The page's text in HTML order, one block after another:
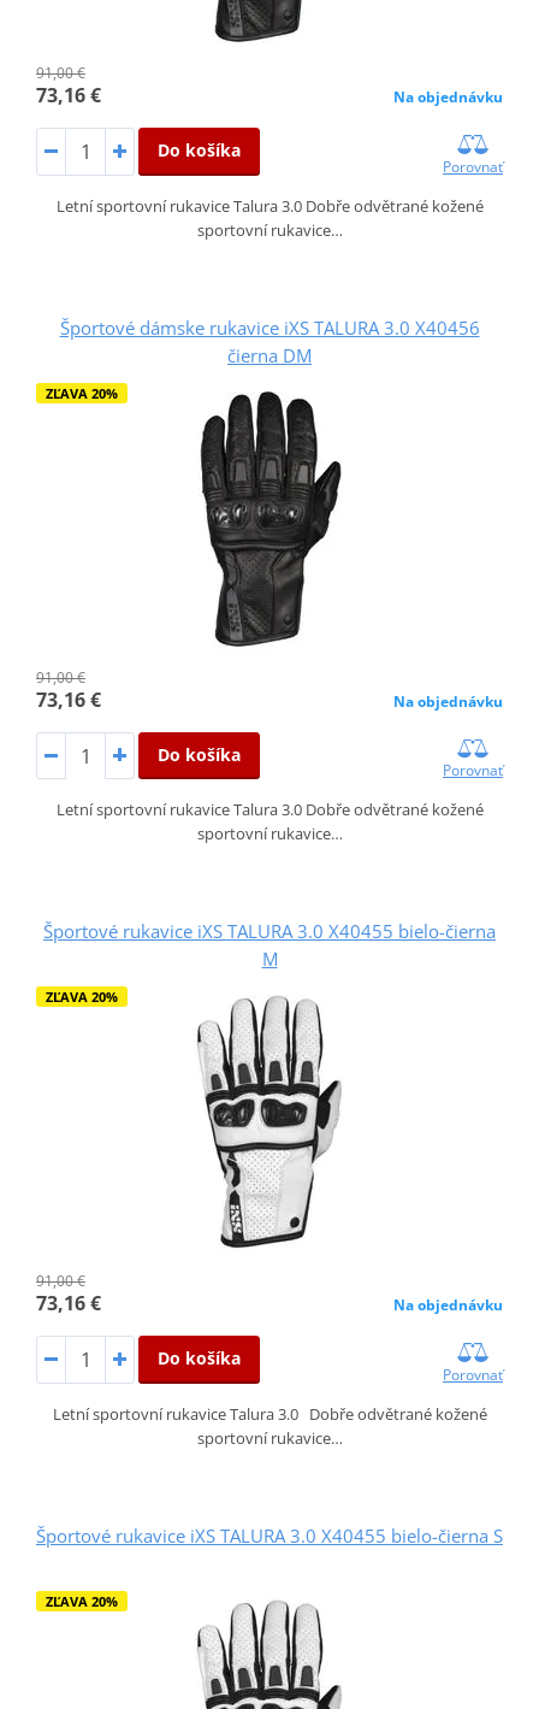
91,00 €
73,16 € Na objednávku
Do košíka
Porovnať
Letní sportovní rukavice Talura 3.0 Dobře odvětrané kožené
sportovní rukavice…
Športové dámske rukavice iXS TALURA 3.0 X40456
čierna DM
ZĽAVA 20%
91,00 €
73,16 € Na objednávku
Do košíka
Porovnať
Letní sportovní rukavice Talura 3.0 Dobře odvětrané kožené
sportovní rukavice…
Športové rukavice iXS TALURA 3.0 X40455 bielo-čierna
M
ZĽAVA 20%
91,00 €
73,16 € Na objednávku
Do košíka
Porovnať
Letní sportovní rukavice Talura 3.0 Dobře odvětrané kožené
sportovní rukavice…
Športové rukavice iXS TALURA 3.0 X40455 bielo-čierna S
ZĽAVA 20%